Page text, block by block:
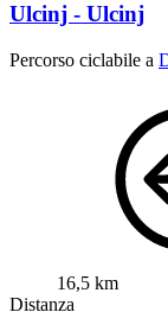
Ulcinj - Ulcinj
Percorso ciclabile a
16,5 km
Distanza